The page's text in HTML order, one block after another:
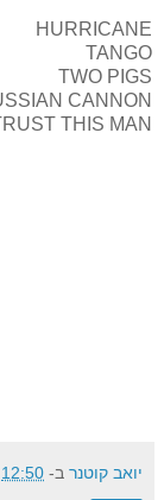
HURRICANE
TANGO
TWO PIGS
CANNON
THIS MAN
יואב קוטנר ב- 12:50